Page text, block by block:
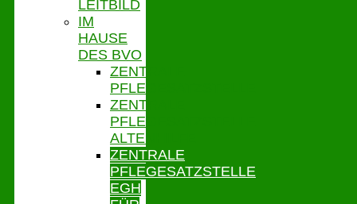
LEITBILD
IM
HAUSE
DES BVO
ZENTRALE
PFLEGESATZSTELLE
ZENTRALE
PFLEGESATZSTELLE
ALTENHILFE
ZENTRALE
PFLEGESATZSTELLE
EGH